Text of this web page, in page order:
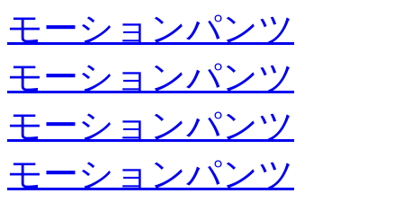
モーションパンツ
モーションパンツ
モーションパンツ
モーションパンツ